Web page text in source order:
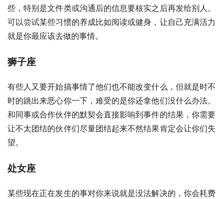
些，特别是文件类或沟通后的信息要核实之后再发给别人。
可以尝试某些习惯的养成比如阅读或健身，让自己充满活力
就是你最应该去做的事情。
狮子座
有些人又要开始搞事情了他们也不能改变什么，但就是时不
时的跳出来恶心你一下，难受的是你还拿他们没什么办法。
和同事或合作伙伴的默契会直接影响到事件的结果，你需要
让不太团结的伙伴们尽量团结起来不然结果肯定会让你们失
望。
处女座
某些现在正在发生的事对你来说就是没法解决的，你会耗费